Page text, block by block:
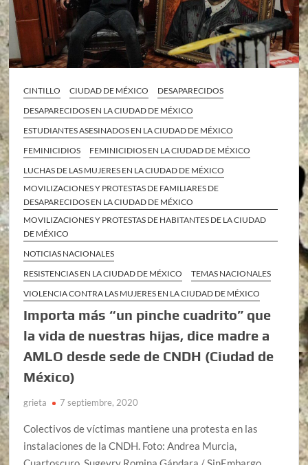
CINTILLO CIUDAD DE MÉXICO
DESAPARECIDOS
DESAPARECIDOS EN LA CIUDAD DE MÉXICO
ESTUDIANTES ASESINADOS EN LA CIUDAD DE MÉXICO
FEMINICIDIOS
FEMINICIDIOS EN LA CIUDAD DE MÉXICO
LUCHAS DE LAS MUJERES EN LA CIUDAD DE MÉXICO
MOVILIZACIONES Y PROTESTAS DE FAMILIARES DE
DESAPARECIDOS EN LA CIUDAD DE MÉXICO
MOVILIZACIONES Y PROTESTAS DE HABITANTES DE LA CIUDAD
DE MÉXICO
NOTICIAS NACIONALES
RESISTENCIAS EN LA CIUDAD DE MÉXICO
TEMAS NACIONALES
VIOLENCIA CONTRA LAS MUJERES EN LA CIUDAD DE MÉXICO
Importa más “un pinche cuadrito” que
la vida de nuestras hijas, dice madre a
AMLO desde sede de CNDH (Ciudad de
México)
grieta 7 septiembre, 2020
Colectivos de víctimas mantiene una protesta en las
instalaciones de la CNDH. Foto: Andrea Murcia,